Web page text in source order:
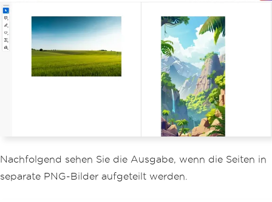
Nachfolgend sehen Sie die Ausgabe, wenn die Seiten in
separate PNG-Bilder aufgeteilt werden.